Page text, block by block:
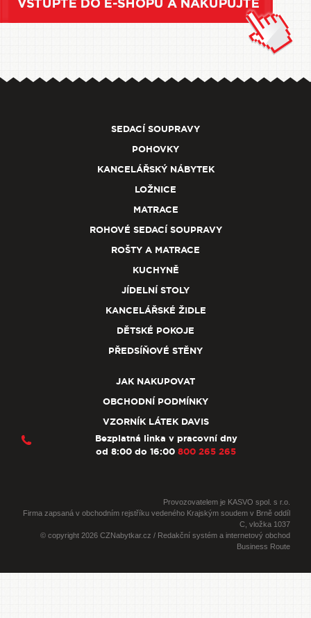
SEDACÍ SOUPRAVY
POHOVKY
KANCELÁŘSKÝ NÁBYTEK
LOŽNICE
MATRACE
ROHOVÉ SEDACÍ SOUPRAVY
ROŠTY A MATRACE
KUCHYNĚ
JÍDELNÍ STOLY
KANCELÁŘSKÉ ŽIDLE
DĚTSKÉ POKOJE
PŘEDSÍŇOVÉ STĚNY
JAK NAKUPOVAT
OBCHODNÍ PODMÍNKY
VZORNÍK LÁTEK DAVIS
Bezplatná linka v pracovní dny
od 8:00 do 16:00 800 265 265
Provozovatelem je KASVO spol. s r.o.
Firma zapsaná v obchodním rejstříku vedeného Krajským soudem v Brně oddíl
C, vložka 1037
© copyright 2026 CZNabytkar.cz / Redakční systém a internetový obchod
Business Route